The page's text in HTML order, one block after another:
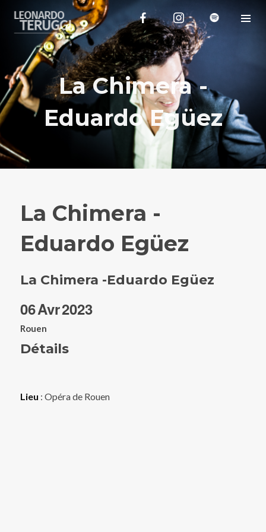
La Chimera -
Eduardo Egüez
La Chimera -
Eduardo Egüez
La Chimera -Eduardo Egüez
06Avr2023
Rouen
Détails
Lieu : Opéra de Rouen